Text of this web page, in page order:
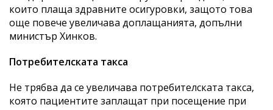
които плаща здравните осигуровки, защото това
още повече увеличава доплащанията, допълни
министър Хинков.
Потребителската такса
Не трябва да се увеличава потребителската такса,
която пациентите заплащат при посещение при